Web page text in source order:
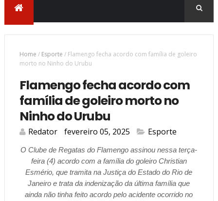
Home / Esporte / Flamengo fecha acordo com família de goleiro
morto no Ninho do Urubu
Flamengo fecha acordo com
família de goleiro morto no
Ninho do Urubu
Redator fevereiro 05, 2025 Esporte
O Clube de Regatas do Flamengo assinou nessa terça-
feira (4) acordo com a família do goleiro Christian
Esmério, que tramita na Justiça do Estado do Rio de
Janeiro e trata da indenização da última família que
ainda não tinha feito acordo pelo acidente ocorrido no